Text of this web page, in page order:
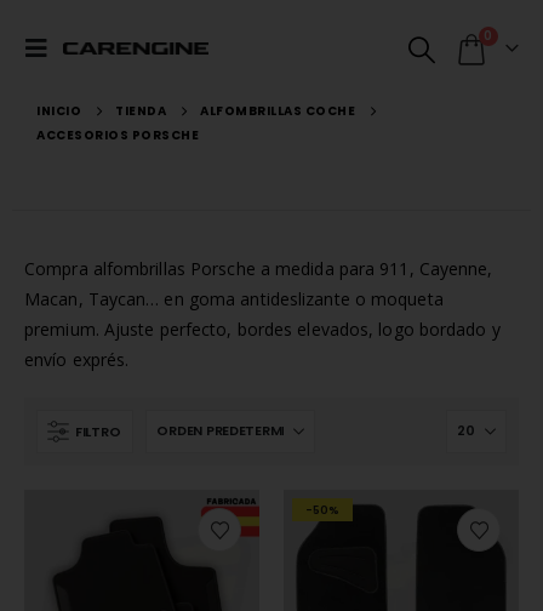
0
INICIO TIENDA
ALFOMBRILLAS COCHE
ACCESORIOS PORSCHE
Compra alfombrillas Porsche a medida para 911, Cayenne,
Macan, Taycan… en goma antideslizante o moqueta
premium. Ajuste perfecto, bordes elevados, logo bordado y
envío exprés.
FILTRO
-50%